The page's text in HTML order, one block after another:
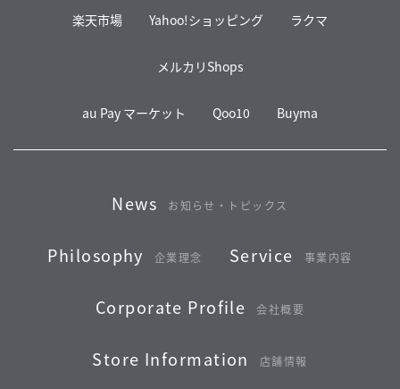
楽天市場 Yahoo!ショッピング ラクマ
メルカリShops
au Pay マーケット Qoo10 Buyma
News お知らせ・トピックス
Philosophy 企業理念 Service 事業内容
Corporate Profile 会社概要
Store Information 店舗情報